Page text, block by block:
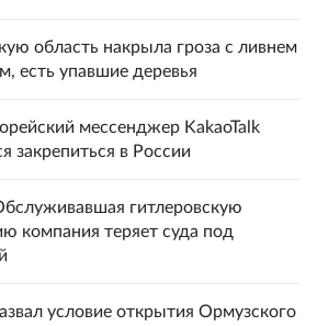
область накрыла гроза с ливнем
есть упавшие деревья
мессенджер KakaoTalk
закрепиться в России
гитлеровскую
компания теряет суда под
условие открытия Ормузского